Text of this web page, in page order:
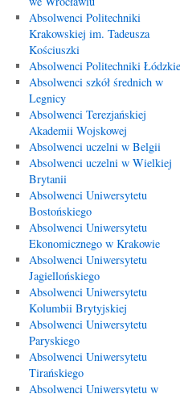
Absolwenci Politechniki
Krakowskiej im. Tadeusza
Kościuszki
Absolwenci Politechniki
Absolwenci szkół średnich w
Legnicy
Absolwenci Terezjańskiej
Akademii Wojskowej
Absolwenci uczelni w Belgii
Absolwenci uczelni w Wielkiej
Brytanii
Absolwenci Uniwersytetu
Bostońskiego
Absolwenci Uniwersytetu
Ekonomicznego w Krakowie
Absolwenci Uniwersytetu
Jagiellońskiego
Absolwenci Uniwersytetu
Kolumbii Brytyjskiej
Absolwenci Uniwersytetu
Paryskiego
Absolwenci Uniwersytetu
Tirańskiego
Absolwenci Uniwersytetu w